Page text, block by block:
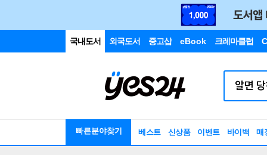
국내도서 외국도서 중고샵 eBook 크레마클럽
빠른분야찾기 베스트 신상품 이벤트 바이백 매